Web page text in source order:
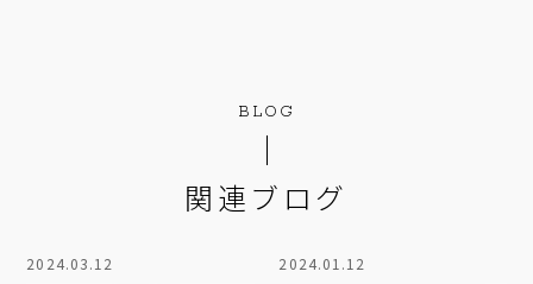
BLOG
関連ブログ
2024.03.12 2024.01.12